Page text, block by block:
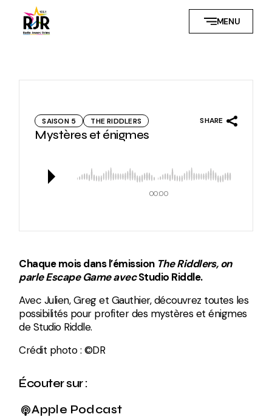
content
MENU
SAISON 5 THE RIDDLERS
Mystères et énigmes
SHARE
00:00
Chaque mois dans l’émission The Riddlers, on
parle Escape Game avecStudio Riddle.
Avec Julien, Greg et Gauthier, découvrez toutes les
possibilités pour profiter des mystères et énigmes
de Studio Riddle.
Crédit photo : ©DR
Écouter sur :
Apple Podcast